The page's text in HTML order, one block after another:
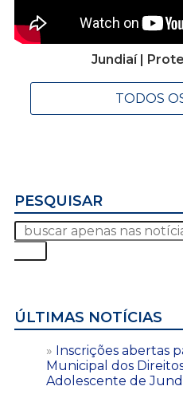
Jundiaí |
TODOS
PESQUISAR
ÚLTIMAS NOTÍCIAS
Inscrições abertas
Municipal dos
Adolescente de